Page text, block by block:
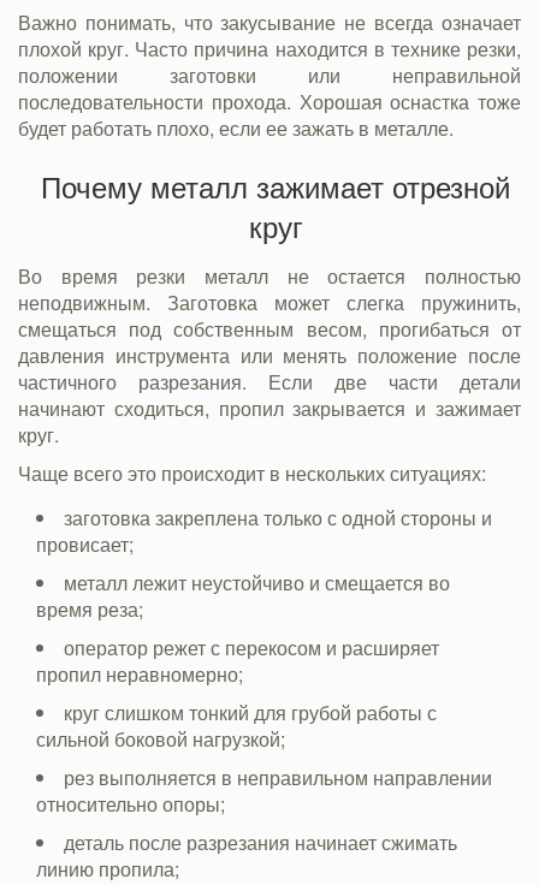
Важно понимать, что закусывание не всегда означает
плохой круг. Часто причина находится в технике резки,
положении заготовки или неправильной
последовательности прохода. Хорошая оснастка тоже
будет работать плохо, если ее зажать в металле.
Почему металл зажимает отрезной
круг
Во время резки металл не остается полностью
неподвижным. Заготовка может слегка пружинить,
смещаться под собственным весом, прогибаться от
давления инструмента или менять положение после
частичного разрезания. Если две части детали
начинают сходиться, пропил закрывается и зажимает
круг.
Чаще всего это происходит в нескольких ситуациях:
заготовка закреплена только с одной стороны и
провисает;
металл лежит неустойчиво и смещается во
время реза;
оператор режет с перекосом и расширяет
пропил неравномерно;
круг слишком тонкий для грубой работы с
сильной боковой нагрузкой;
рез выполняется в неправильном направлении
относительно опоры;
деталь после разрезания начинает сжимать
линию пропила;